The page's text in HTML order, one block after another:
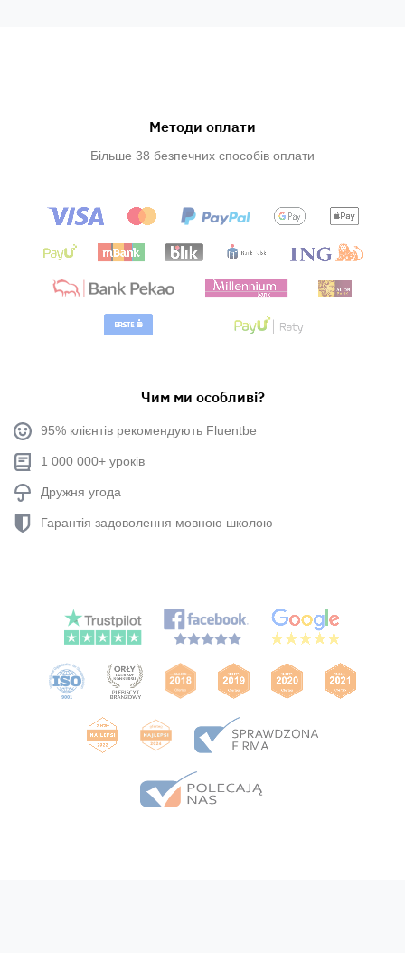
Методи оплати
Більше 38 безпечних способів оплати
Чим ми особливі?
95% клієнтів рекомендують Fluentbe
1 000 000+ уроків
Дружня угода
Гарантія задоволення мовною школою